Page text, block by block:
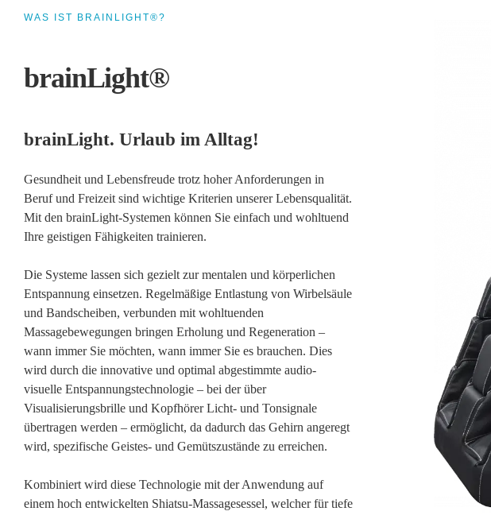
WAS IST BRAINLIGHT®?
brainLight®
brainLight. Urlaub im Alltag!
Gesundheit und Lebensfreude trotz hoher Anforderungen in
Beruf und Freizeit sind wichtige Kriterien unserer Lebensqualität.
Mit den brainLight-Systemen können Sie einfach und wohltuend
Ihre geistigen Fähigkeiten trainieren.
Die Systeme lassen sich gezielt zur mentalen und körperlichen
Entspannung einsetzen. Regelmäßige Entlastung von Wirbelsäule
und Bandscheiben, verbunden mit wohltuenden
Massagebewegungen bringen Erholung und Regeneration –
wann immer Sie möchten, wann immer Sie es brauchen. Dies
wird durch die innovative und optimal abgestimmte audio-
visuelle Entspannungstechnologie – bei der über
Visualisierungsbrille und Kopfhörer Licht- und Tonsignale
übertragen werden – ermöglicht, da dadurch das Gehirn angeregt
wird, spezifische Geistes- und Gemütszustände zu erreichen.
Kombiniert wird diese Technologie mit der Anwendung auf
einem hoch entwickelten Shiatsu-Massagesessel, welcher für tiefe